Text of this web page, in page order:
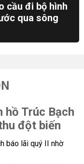
cầu đi bộ hình
qua sông
hồ Trúc Bạch
đột biến